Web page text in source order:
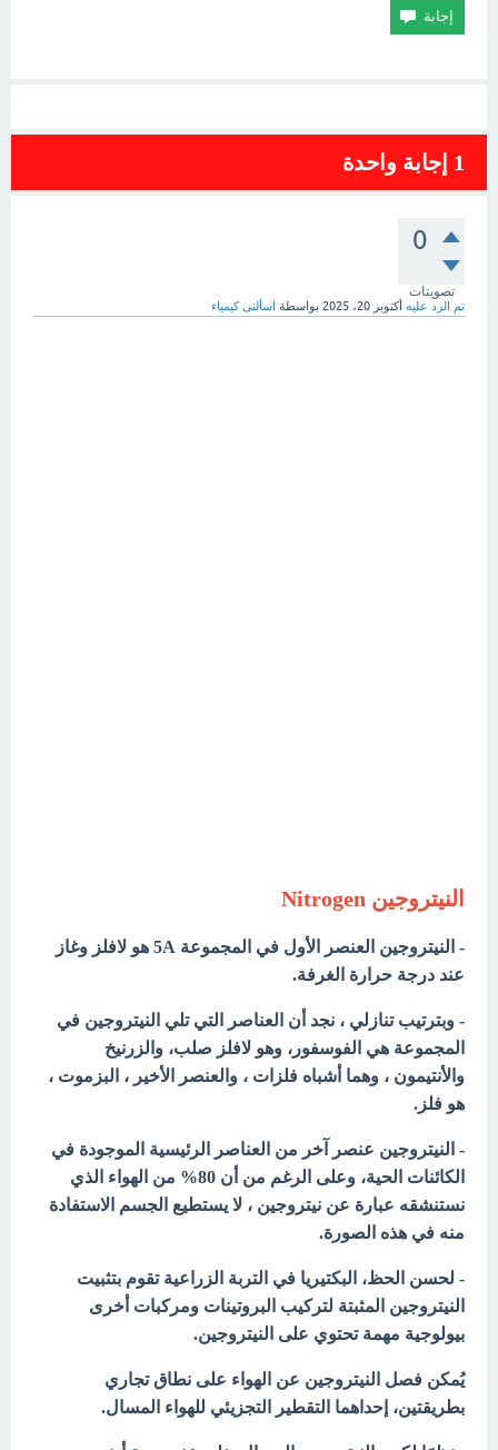
1 إجابة واحدة
0
تصويتات
تم الرد عليه أكتوبر 20، 2025 بواسطة اسألنى كيمياء
النيتروجين Nitrogen
- النيتروجين العنصر الأول في المجموعة 5A هو لافلز وغاز
عند درجة حرارة الغرفة.
- وبترتيب تنازلي ، نجد أن العناصر التي تلي النيتروجين في
المجموعة هي الفوسفور، وهو لافلز صلب، والزرنيخ
والأنتيمون ، وهما أشباه فلزات ، والعنصر الأخير ، البزموت ،
هو فلز.
- النيتروجين عنصر آخر من العناصر الرئيسية الموجودة في
الكائنات الحية، وعلى الرغم من أن 80% من الهواء الذي
نستنشقه عبارة عن نيتروجين ، لا يستطيع الجسم الاستفادة
منه في هذه الصورة.
- لحسن الحظ، البكتيريا في التربة الزراعية تقوم بتثبيت
النيتروجين المثبتة لتركيب البروتينات ومركبات أخرى
بيولوجية مهمة تحتوي على النيتروجين.
يُمكن فصل النيتروجين عن الهواء على نطاق تجاري
بطريقتين، إحداهما التقطير التجزيئي للهواء المسال.